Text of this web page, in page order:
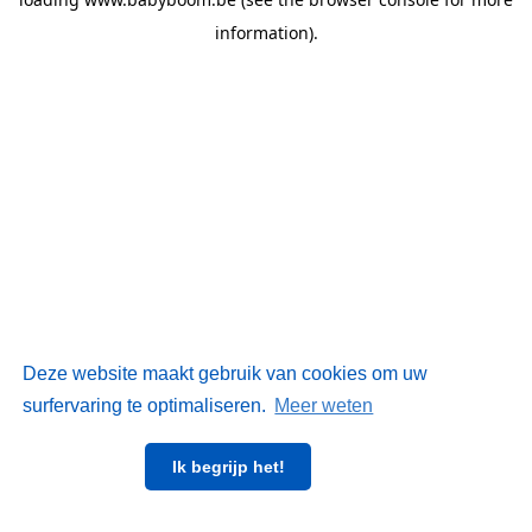
Deze website maakt gebruik van cookies om uw
surfervaring te optimaliseren. Meer weten
Ik begrijp het!
information).